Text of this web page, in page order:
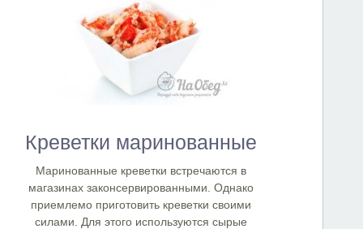
Креветки маринованные
Маринованные креветки встречаются в
магазинах законсервированными. Однако
приемлемо приготовить креветки своими
силами. Для этого используются сырые